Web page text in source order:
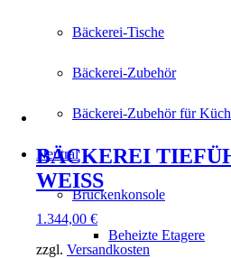
Bäckerei-Tische
Bäckerei-Zubehör
Bäckerei-Zubehör für
Neutral
Brückenkonsole
Beheizte Etagere
BÄCKEREI
WEISS
1.344,00 €
zzgl. Versandkosten